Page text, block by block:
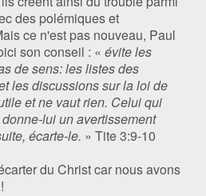
des polémiques et
ce n'est pas nouveau, Paul
son conseil : « évite les
de sens: les listes des
les discussions sur la loi de
et ne vaut rien. Celui qui
lui un avertissement
écarte-le. » Tite‬ ‭3:9-10‬
du Christ car nous avons